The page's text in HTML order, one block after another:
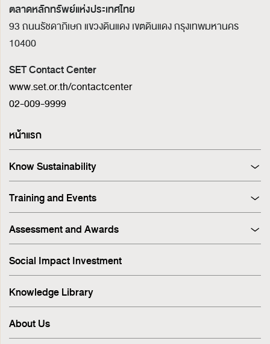
ตลาดหลักทรัพย์แห่งประเทศไทย
93 ถนนรัชดาภิเษก แขวงดินแดง เขตดินแดงกรุงเทพมหานคร
10400
SET Contact Center
www.set.or.th/contactcenter
02-009-9999
หน้าแรก
Know Sustainability
Sustainability at A Glance
Principles and Guidelines
Corporate Governance
Sustainability Management Process
Stakeholder Engagement & Materiality Analysis
ESG Risk
Sustainable Supply Chain
Environment
Innovation
Training and Events
Training
Events
Assessment and Awards
Corporate Governance Report (CGR)
SET ESG Ratings
FTSE Russell ESG Scores
ASEAN Corporate Governance Scorecard
Sustainability Index
Sustainability Awards
Social Impact Investment
Knowledge Library
About Us